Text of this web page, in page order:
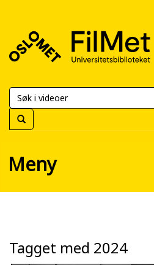
FilMet
Meny
Tagget med 2024